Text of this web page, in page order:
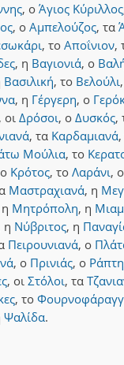
, ο Άγιος Κύριλλος
, ο Αμπελούζος, τα
, το Αποΐνιον,
, η Βαγιονιά, ο
Βασιλική, το Βελούλι,
, η Γέργερη, ο
, οι Δρόσοι, ο Δυσκός,
, τα Καρδαμιανά,
Μούλια, το
ο Κρότος, το Λαράνι, ο
Μαστραχιανά, η
η Μητρόπολη, η
η Νύβριτος, η
Πειρουνιανά, ο
, ο Πρινιάς, ο
, οι Στόλοι, τα
, το
Ψαλίδα.